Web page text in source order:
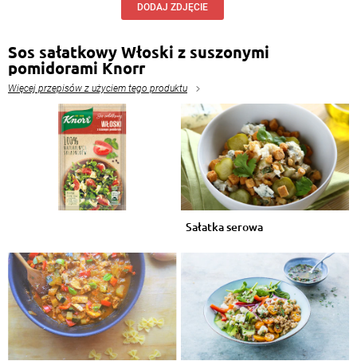
DODAJ ZDJĘCIE
Sos sałatkowy Włoski z suszonymi
pomidorami Knorr
Więcej przepisów z użyciem tego produktu
Sałatka serowa